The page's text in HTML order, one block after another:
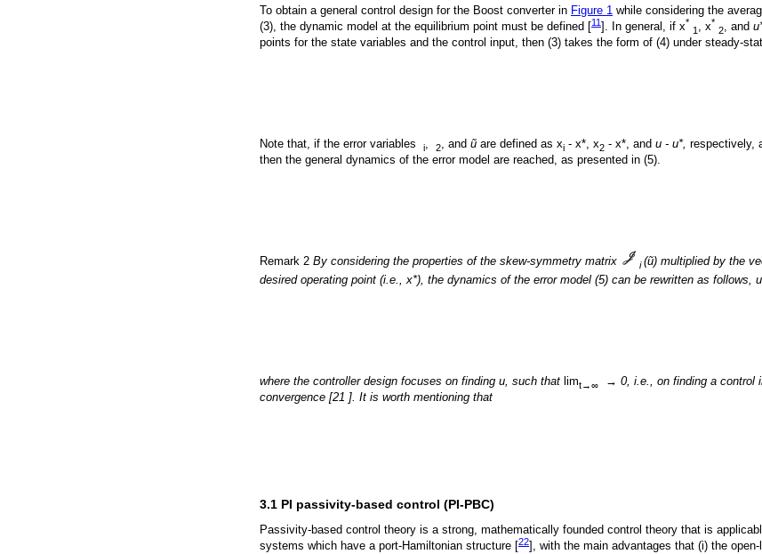
To obtain a general control design for the Boost converter inFigure 1 while considering the
(3), the dynamic model at the equilibrium point must be defined [ 11]. In general, if x 1, x*
2, and
Note that, if the error variables i, 2, andũare defined as xi- x*, x2- x*, andu - u*,
Remark 2By considering the properties of the skew-symmetry matrix i (ũ) multiplied by the
where the controller design focuses on finding u, such that
Passivity-based control theory is a strong, mathematically founded control theory that is